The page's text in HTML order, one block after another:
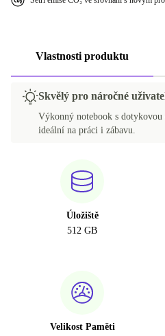
Vlastnosti produktu
Skvělý pro náročné
Výkonný notebook s
ideální na práci i zábavu.
Úložiště
512 GB
Velikost Paměti